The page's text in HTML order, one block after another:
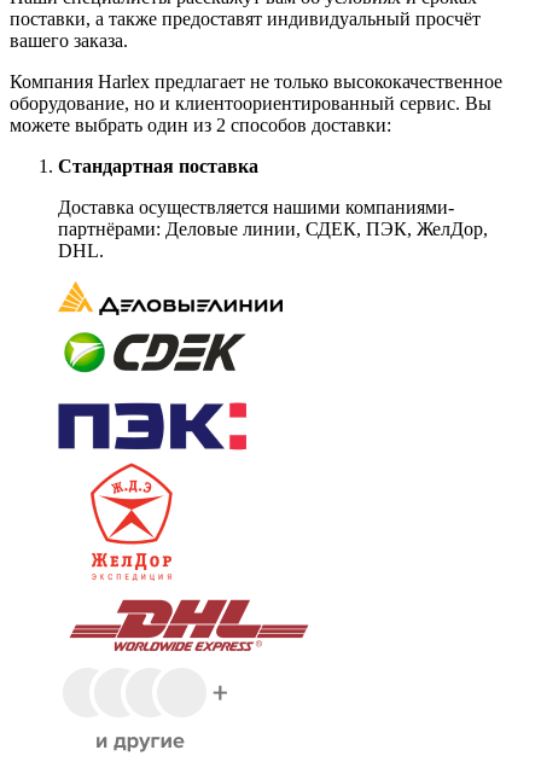
поставки, а также предоставят индивидуальный просчёт
вашего заказа.
Компания Harlex предлагает не только высококачественное
оборудование, но и клиентоориентированный сервис. Вы
можете выбрать один из 2 способов доставки:
Стандартная поставка
Доставка осуществляется нашими компаниями-
партнёрами: Деловые линии, СДЕК, ПЭК, ЖелДор,
DHL.